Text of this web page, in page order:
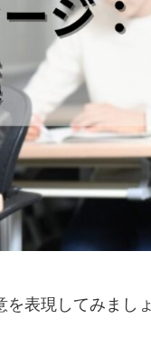
表現してみましょ